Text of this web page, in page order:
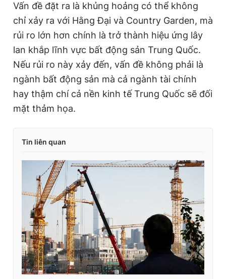
Vấn đề đặt ra là khủng hoảng có thể không
chỉ xảy ra với Hằng Đại và Country Garden, mà
rủi ro lớn hơn chính là trở thành hiệu ứng lây
lan khắp lĩnh vực bất động sản Trung Quốc.
Nếu rủi ro này xảy đến, vấn đề không phải là
ngành bất động sản mà cả ngành tài chính
hay thậm chí cả nền kinh tế Trung Quốc sẽ đối
mặt thảm họa.
Tin liên quan